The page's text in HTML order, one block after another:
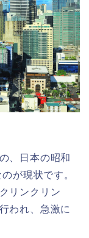
、日本の昭和
が現状です。
リンクリン
われ、急激に